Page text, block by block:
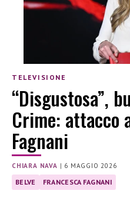
TELEVISIONE
“Disgustosa”,
Crime: attacco
Fagnani
CHIARA NAVA | 6 MAGGIO 2026
BELVE FRANCESCA FAGNANI